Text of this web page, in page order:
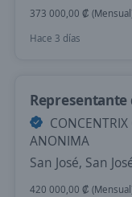
373 000,00 ₡
Hace 3 días
Representante
ANONIMA
San José, San
420 000,00 ₡